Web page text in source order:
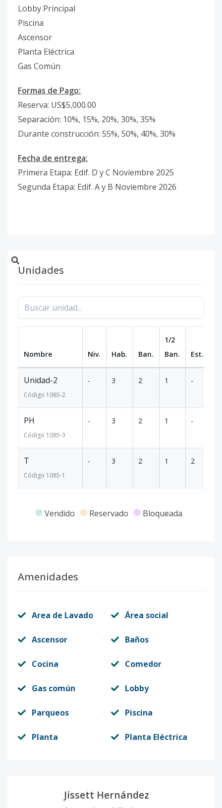
Lobby Principal
Piscina
Ascensor
Planta Eléctrica
Gas Común
Formas de Pago:
Reserva: US$5,000.00
Separación: 10%, 15%, 20%, 30%, 35%
Durante construcción: 55%, 50%, 40%, 30%
Fecha de entrega:
Primera Etapa: Edif. D y C Noviembre 2025
Segunda Etapa: Edif. A y B Noviembre 2026
Unidades
Nombre Niv. Hab. Ban.
1/2
Ban.
Est.
Unidad-2
Código 1085-2
- 3 2 1 -
PH
Código 1085-3
- 3 2 1 -
T
Código 1085-1
- 3 2 1 2
Vendido Reservado Bloqueada
Amenidades
Area de Lavado Área social
Ascensor Baños
Cocina Comedor
Gas común Lobby
Parqueos Piscina
Planta Planta Eléctrica
Jissett Hernández